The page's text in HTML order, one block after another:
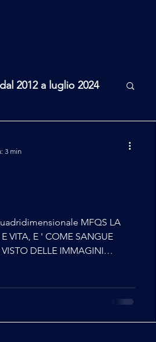
2012 a luglio 2024
MFQS LA
VITA, E ' COME SANGUE
DELLE IMMAGINI
potrà sentire il
profondi e caldi, il tutto in
3 min